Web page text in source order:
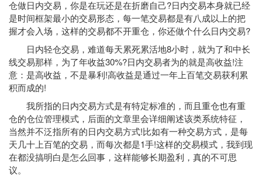
仓做日内交易，你是在玩还是在折磨自己?日内交易本身就已经
是时间框架最小的交易形态，每一笔交易都是有八成以上的把
握才会入场，这样的交易都不开重仓，你还做个什么日内交易?
日内轻仓交易，难道每天累死累活地8小时，就为了和中长
线交易那样，为了年收益30%?日内交易者为的就是高收益!注
意：是高收益，不是暴利!高收益是通过一年上百笔交易获利累
积而成的!
我所指的日内交易方式是有特定标准的，而且重仓也有重
仓的仓位管理模式，后面的文章里会详细阐述该类系统特征，
当然并不泛指所有的日内交易方式!比如有一种交易方式，是每
天几十上百笔的交易，而每次都是1手!这样的交易模式，我到现
在都没搞明白是怎么回事，这样能够长期盈利，真的不可思
议。